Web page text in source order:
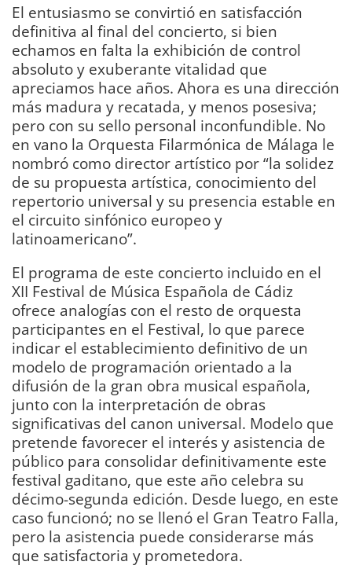
El entusiasmo se convirtió en satisfacción
definitiva al final del concierto, si bien
echamos en falta la exhibición de control
absoluto y exuberante vitalidad que
apreciamos hace años. Ahora es una dirección
más madura y recatada, y menos posesiva;
pero con su sello personal inconfundible. No
en vano la Orquesta Filarmónica de Málaga le
nombró como director artístico por “la solidez
de su propuesta artística, conocimiento del
repertorio universal y su presencia estable en
el circuito sinfónico europeo y
latinoamericano”.
El programa de este concierto incluido en el
XII Festival de Música Española de Cádiz
ofrece analogías con el resto de orquesta
participantes en el Festival, lo que parece
indicar el establecimiento definitivo de un
modelo de programación orientado a la
difusión de la gran obra musical española,
junto con la interpretación de obras
significativas del canon universal. Modelo que
pretende favorecer el interés y asistencia de
público para consolidar definitivamente este
festival gaditano, que este año celebra su
décimo-segunda edición. Desde luego, en este
caso funcionó; no se llenó el Gran Teatro Falla,
pero la asistencia puede considerarse más
que satisfactoria y prometedora.